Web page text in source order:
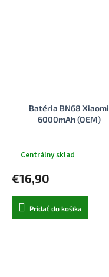
Batéria BN68 Xiaomi
6000mAh (OEM)
Centrálny sklad
€16,90
Pridať do košíka